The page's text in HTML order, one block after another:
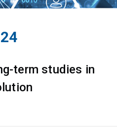
term studies in